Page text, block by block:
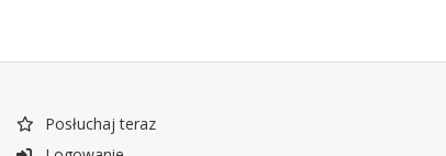
Posłuchaj teraz